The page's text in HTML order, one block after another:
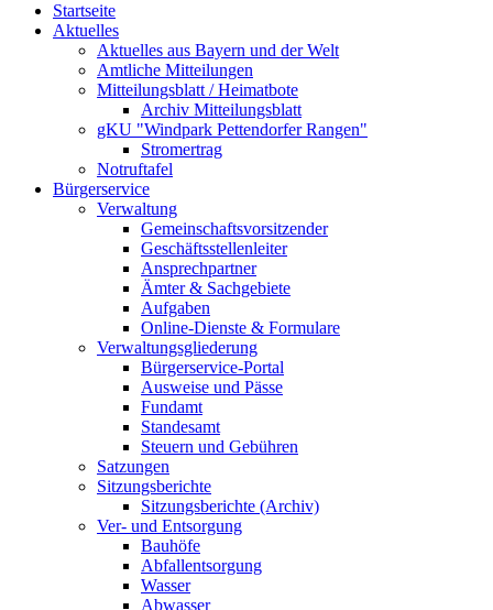
Startseite
Aktuelles
Aktuelles aus Bayern und der Welt
Amtliche Mitteilungen
Mitteilungsblatt / Heimatbote
Archiv Mitteilungsblatt
gKU "Windpark Pettendorfer Rangen"
Stromertrag
Notruftafel
Bürgerservice
Verwaltung
Gemeinschaftsvorsitzender
Geschäftsstellenleiter
Ansprechpartner
Ämter & Sachgebiete
Aufgaben
Online-Dienste & Formulare
Verwaltungsgliederung
Bürgerservice-Portal
Ausweise und Pässe
Fundamt
Standesamt
Steuern und Gebühren
Satzungen
Sitzungsberichte
Sitzungsberichte (Archiv)
Ver- und Entsorgung
Bauhöfe
Abfallentsorgung
Wasser
Abwasser